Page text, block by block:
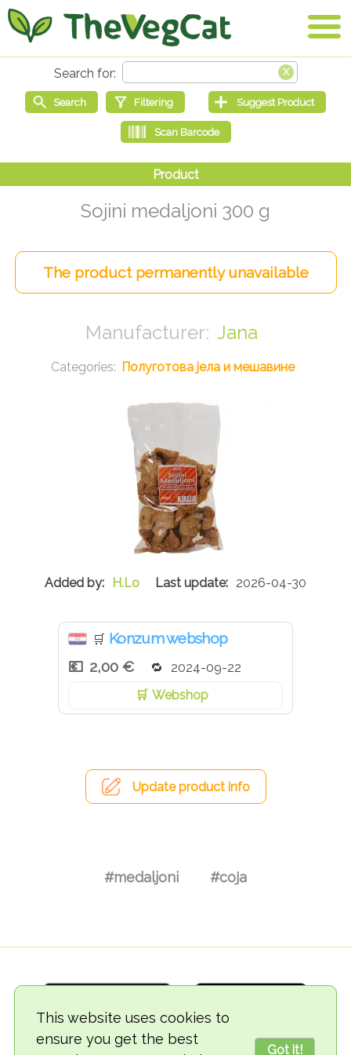
This website uses cookies to
ensure you get the best
Got it!
Sojini medaljoni 300 g
Jana
Полуготова јела и мешавине
H.Lo 2026-04-30
🛒 Konzum webshop
2,00 €
2024-09-22
Webshop
Update product info
#medaljoni #соја